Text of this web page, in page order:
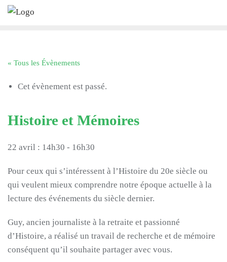
Skip
« Tous les Évènements
Cet évènement est passé.
Histoire et Mémoires
22 avril : 14h30 - 16h30
Pour ceux qui s’intéressent à l’Histoire du 20e siècle ou
qui veulent mieux comprendre notre époque actuelle à la
lecture des événements du siècle dernier.
Guy, ancien journaliste à la retraite et passionné
d’Histoire, a réalisé un travail de recherche et de mémoire
conséquent qu’il souhaite partager avec vous.